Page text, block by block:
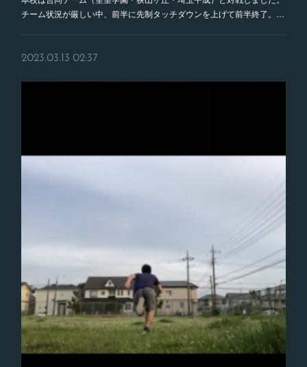
チーム状況が厳しい中、前半に先制タッチダウンを上げて前半終了。…
2023.03.13 02:37